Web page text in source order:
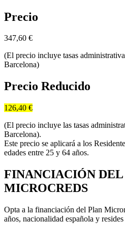
Precio
347,60 €
(El precio incluye tasas
Barcelona)
Precio Reducido
126,40 €
(El precio incluye las tasas
Barcelona).
Este precio se aplicará a los
edades entre 25 y 64 años.
FINANCIACIÓN
MICROCREDS
Opta a la financiación del Plan
años, nacionalidad española y